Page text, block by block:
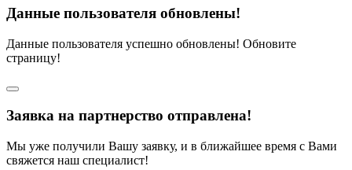
Данные пользователя обновлены!
Данные пользователя успешно обновлены! Обновите
страницу!
Заявка на партнерство отправлена!
Мы уже получили Вашу заявку, и в ближайшее время с Вами
свяжется наш специалист!